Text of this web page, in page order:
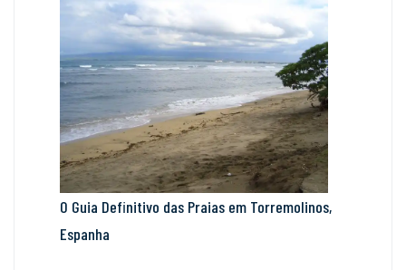
O Guia Definitivo das Praias em Torremolinos,
Espanha